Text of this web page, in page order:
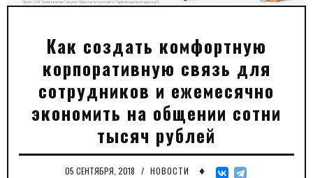
Как создать комфортную
корпоративную связь для
сотрудников и ежемесячно
экономить на общении сотни
тысяч рублей
05 СЕНТЯБРЯ, 2018 / НОВОСТИ ♦